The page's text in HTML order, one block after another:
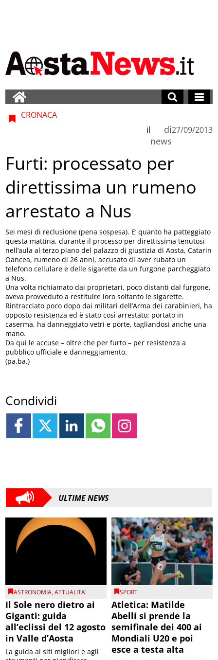
CRONACA
di
news
il 27/09/2013
Furti: processato per
direttissima un rumeno
arrestato a Nus
Sei mesi di reclusione (pena sospesa). E’ quanto ha patteggiato
questa mattina, durante il processo per direttissima tenutosi
nell’aula al terzo piano del palazzo di giustizia di Aosta, Catarin
Oancea, rumeno di 26 anni, accusato di aver rubato un
telefono cellulare e delle sigarette da un furgone parcheggiato
a Nus.
Una volta richiamato dai proprietari, poco distanti dal furgone,
aveva provveduto a restituire loro soltanto le sigarette.
Rintracciato poco dopo dai militari dell’Arma dei carabinieri, ha
opposto resistenza ed è stato così arrestato; portato in
caserma, ha danneggiato vetri e porte, tagliandosi anche una
mano.
Da qui le accuse – oltre che per furto – per resistenza a
pubblico ufficiale e danneggiamento.
(pa.ba.)
Condividi
ULTIME NEWS
ASTRONOMIA,ATTUALITA'
Il Sole nero dietro ai
Giganti: guida
all’eclissi del 12 agosto
in Valle d’Aosta
La guida ai siti migliori e agli
SPORT
Atletica: Matilde
Abelli si prende la
semifinale dei 400 ai
Mondiali U20 e poi
esce a testa alta